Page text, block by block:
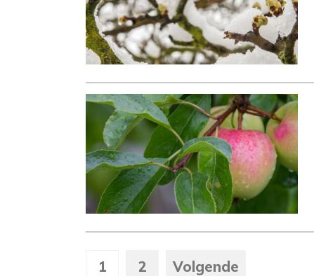
1 2 Volgende